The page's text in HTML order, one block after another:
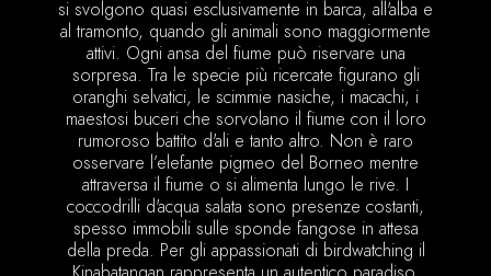
si svolgono quasi esclusivamente in barca, all'alba e
al tramonto, quando gli animali sono maggiormente
attivi. Ogni ansa del fiume può riservare una
sorpresa. Tra le specie più ricercate figurano gli
oranghi selvatici, le scimmie nasiche, i macachi, i
maestosi buceri che sorvolano il fiume con il loro
rumoroso battito d'ali e tanto altro. Non è raro
osservare l’elefante pigmeo del Borneo mentre
attraversa il fiume o si alimenta lungo le rive. I
coccodrilli d'acqua salata sono presenze costanti,
spesso immobili sulle sponde fangose in attesa
della preda. Per gli appassionati di birdwatching il